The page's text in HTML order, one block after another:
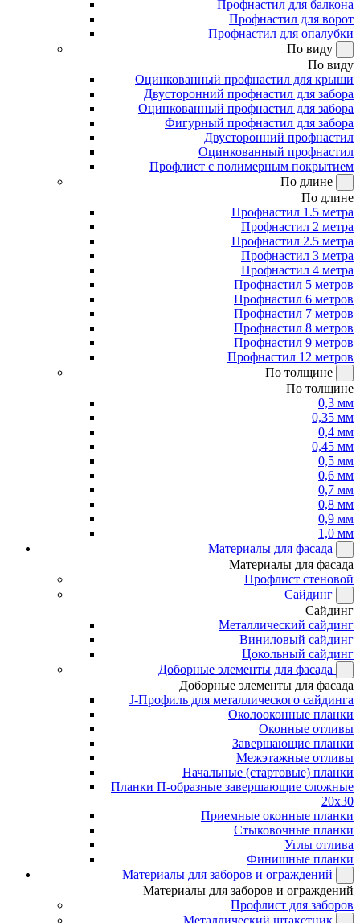
Профнастил для балкона
Профнастил для ворот
Профнастил для опалубки
По виду
По виду
Оцинкованный профнастил для крыши
Двусторонний профнастил для забора
Оцинкованный профнастил для забора
Фигурный профнастил для забора
Двусторонний профнастил
Оцинкованный профнастил
Профлист с полимерным покрытием
По длине
По длине
Профнастил 1.5 метра
Профнастил 2 метра
Профнастил 2.5 метра
Профнастил 3 метра
Профнастил 4 метра
Профнастил 5 метров
Профнастил 6 метров
Профнастил 7 метров
Профнастил 8 метров
Профнастил 9 метров
Профнастил 12 метров
По толщине
По толщине
0,3 мм
0,35 мм
0,4 мм
0,45 мм
0,5 мм
0,6 мм
0,7 мм
0,8 мм
0,9 мм
1,0 мм
Материалы для фасада
Материалы для фасада
Профлист стеновой
Сайдинг
Сайдинг
Металлический сайдинг
Виниловый сайдинг
Цокольный сайдинг
Доборные элементы для фасада
Доборные элементы для фасада
J-Профиль для металлического сайдинга
Околооконные планки
Оконные отливы
Завершающие планки
Межэтажные отливы
Начальные (стартовые) планки
Планки П-образные завершающие сложные
20x30
Приемные оконные планки
Стыковочные планки
Углы отлива
Финишные планки
Материалы для заборов и ограждений
Материалы для заборов и ограждений
Профлист для заборов
Металлический штакетник